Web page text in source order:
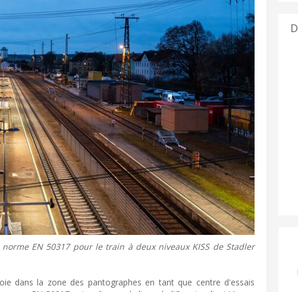
EN 50317 pour le train à deux niveaux KISS de Stadler
dans la zone des pantographes en tant que centre d'essais